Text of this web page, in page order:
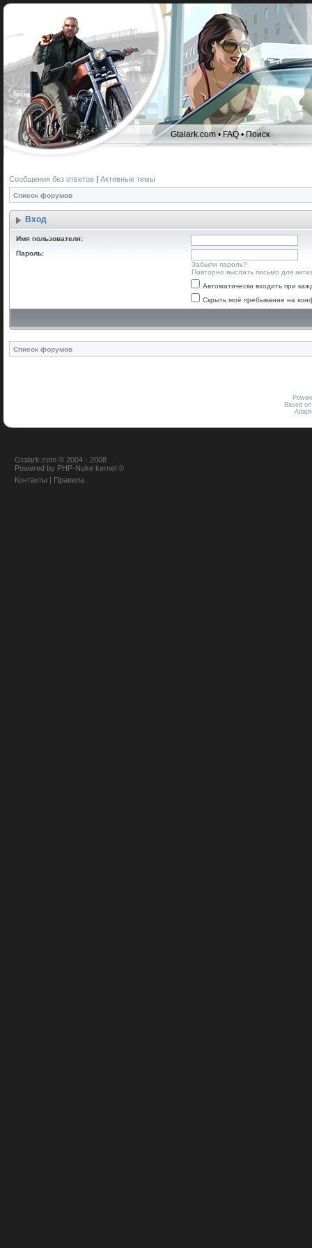
Gtalark.com •FAQ•Поиск
Сообщения без ответов | Активные темы
Список форумов
Вход
Имя пользователя:
Пароль:
Забыли пароль?
Повторно выслать письмо для
Автоматически входить при
Скрыть моё пребывание на
Список форумов
Based
Gtalark.com © 2004 - 2008
Powered by PHP-Nuke kernel ©
Контакты | Правила